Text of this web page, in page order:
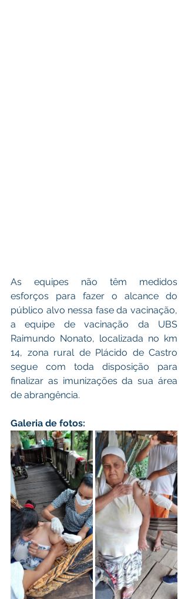
As equipes não têm medidos
esforços para fazer o alcance do
público alvo nessa fase da vacinação,
a equipe de vacinação da UBS
Raimundo Nonato, localizada no km
14, zona rural de Plácido de Castro
segue com toda disposição para
finalizar as imunizações da sua área
de abrangência.
Galeria de fotos: